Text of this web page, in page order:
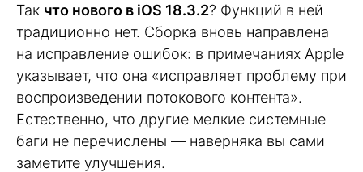
Так что нового в iOS 18.3.2? Функций в ней
традиционно нет. Сборка вновь направлена
на исправление ошибок: в примечаниях Apple
указывает, что она «исправляет проблему при
воспроизведении потокового контента».
Естественно, что другие мелкие системные
баги не перечислены — наверняка вы сами
заметите улучшения.